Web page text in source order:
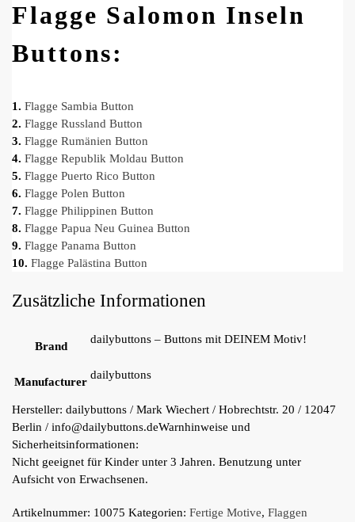
Flagge Salomon Inseln
Buttons:
1. Flagge Sambia Button
2. Flagge Russland Button
3. Flagge Rumänien Button
4. Flagge Republik Moldau Button
5. Flagge Puerto Rico Button
6. Flagge Polen Button
7. Flagge Philippinen Button
8. Flagge Papua Neu Guinea Button
9. Flagge Panama Button
10. Flagge Palästina Button
Zusätzliche Informationen
Brand
dailybuttons – Buttons mit DEINEM Motiv!
Manufacturer
dailybuttons
Hersteller: dailybuttons / Mark Wiechert / Hobrechtstr. 20 / 12047
Berlin / info@dailybuttons.deWarnhinweise und
Sicherheitsinformationen:
Nicht geeignet für Kinder unter 3 Jahren. Benutzung unter
Aufsicht von Erwachsenen.
Artikelnummer: 10075 Kategorien: Fertige Motive, Flaggen